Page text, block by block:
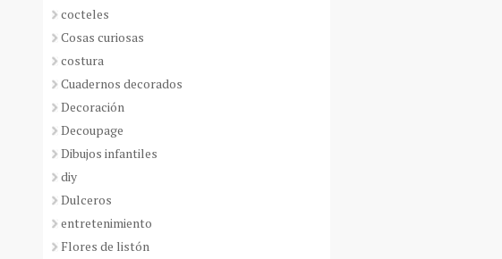
cocteles
Cosas curiosas
costura
Cuadernos decorados
Decoración
Decoupage
Dibujos infantiles
diy
Dulceros
entretenimiento
Flores de listón